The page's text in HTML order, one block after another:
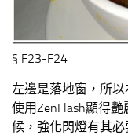
§ F23-F24
左邊是落地窗，所
使用ZenFlash顯得
候，強化閃燈有其必